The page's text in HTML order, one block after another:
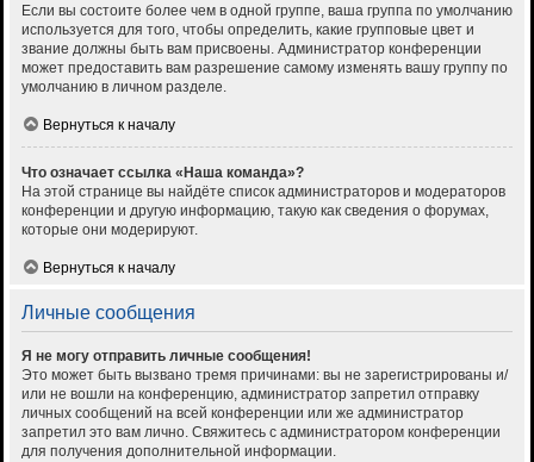
Если вы состоите более чем в одной группе, ваша группа по умолчанию
используется для того, чтобы определить, какие групповые цвет и
звание должны быть вам присвоены. Администратор конференции
может предоставить вам разрешение самому изменять вашу группу по
умолчанию в личном разделе.
Вернуться к началу
Что означает ссылка «Наша команда»?
На этой странице вы найдёте список администраторов и модераторов
конференции и другую информацию, такую как сведения о форумах,
которые они модерируют.
Вернуться к началу
Личные сообщения
Я не могу отправить личные сообщения!
Это может быть вызвано тремя причинами: вы не зарегистрированы и/
или не вошли на конференцию, администратор запретил отправку
личных сообщений на всей конференции или же администратор
запретил это вам лично. Свяжитесь с администратором конференции
для получения дополнительной информации.